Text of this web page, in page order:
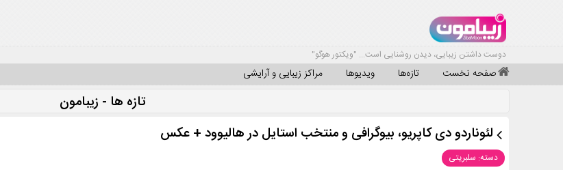
دوست داشتن زیبایی، دیدن روشنایی است... "ویکتور هوگو"
صفحه نخست تازه‌ها ویدیوها مراکز زیبایی و آرایشی
تازه ها - زیبامون
لئوناردو دی کاپریو، بیوگرافی و منتخب استایل در هالیوود + عکس
دسته: سلبریتی